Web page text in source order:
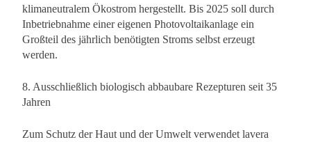
klimaneutralem Ökostrom hergestellt. Bis 2025 soll durch
Inbetriebnahme einer eigenen Photovoltaikanlage ein
Großteil des jährlich benötigten Stroms selbst erzeugt
werden.
8. Ausschließlich biologisch abbaubare Rezepturen seit 35
Jahren
Zum Schutz der Haut und der Umwelt verwendet lavera